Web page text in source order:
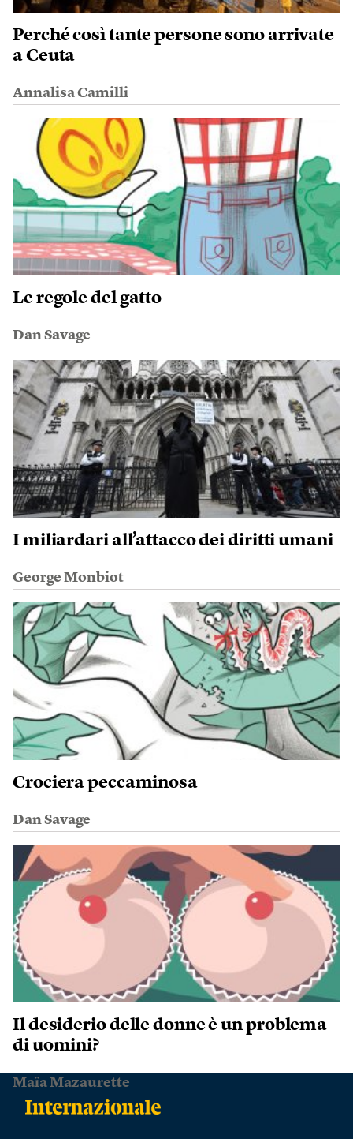
Perché così tante persone sono arrivate
a Ceuta
Annalisa Camilli
Le regole del gatto
Dan Savage
I miliardari all’attacco dei diritti umani
George Monbiot
Crociera peccaminosa
Dan Savage
Il desiderio delle donne è un problema
di uomini?
Maïa Mazaurette